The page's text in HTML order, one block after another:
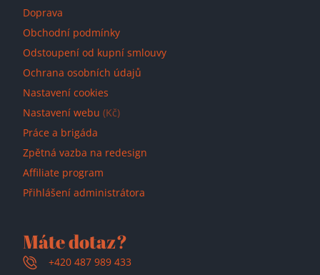
Doprava
Obchodní podmínky
Odstoupení od kupní smlouvy
Ochrana osobních údajů
Nastavení cookies
Nastavení webu (Kč)
Práce a brigáda
Zpětná vazba na redesign
Affiliate program
Přihlášení administrátora
Máte dotaz?
+420 487 989 433